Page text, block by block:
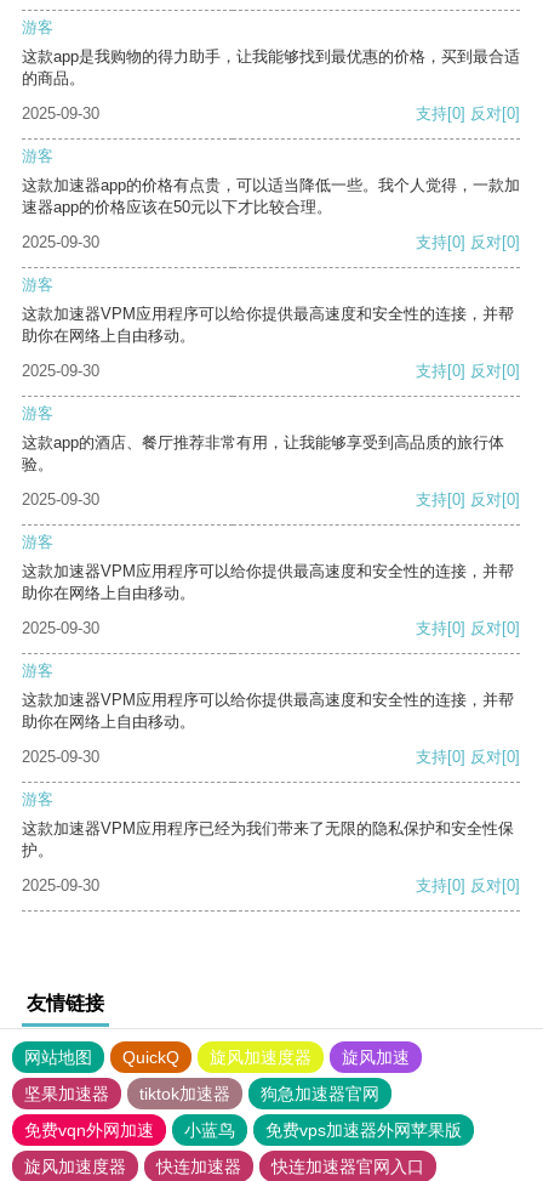
游客
这款app是我购物的得力助手，让我能够找到最优惠的价格，买到最合适
的商品。
2025-09-30
支持[0] 反对[0]
游客
这款加速器app的价格有点贵，可以适当降低一些。我个人觉得，一款加
速器app的价格应该在50元以下才比较合理。
2025-09-30
支持[0] 反对[0]
游客
这款加速器VPM应用程序可以给你提供最高速度和安全性的连接，并帮
助你在网络上自由移动。
2025-09-30
支持[0] 反对[0]
游客
这款app的酒店、餐厅推荐非常有用，让我能够享受到高品质的旅行体
验。
2025-09-30
支持[0] 反对[0]
游客
这款加速器VPM应用程序可以给你提供最高速度和安全性的连接，并帮
助你在网络上自由移动。
2025-09-30
支持[0] 反对[0]
游客
这款加速器VPM应用程序可以给你提供最高速度和安全性的连接，并帮
助你在网络上自由移动。
2025-09-30
支持[0] 反对[0]
游客
这款加速器VPM应用程序已经为我们带来了无限的隐私保护和安全性保
护。
2025-09-30
支持[0] 反对[0]
友情链接
网站地图 QuickQ 旋风加速度器
旋风加速
坚果加速器
tiktok加速器
狗急加速器官网
免费vqn外网加速
小蓝鸟
免费vps加速器外网苹果版
旋风加速度器
快连加速器
快连加速器官网入口